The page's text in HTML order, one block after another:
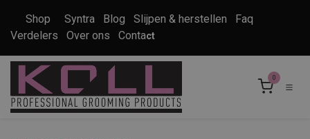
Shop Syntra Blog Slijpen & herstellen
Faq
Verdelers
Over ons Contact
0